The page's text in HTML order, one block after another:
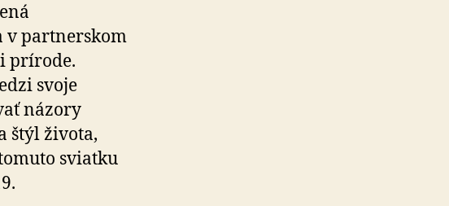
v partnerskom
prírode.
svoje
názory
štýl života,
sviatku